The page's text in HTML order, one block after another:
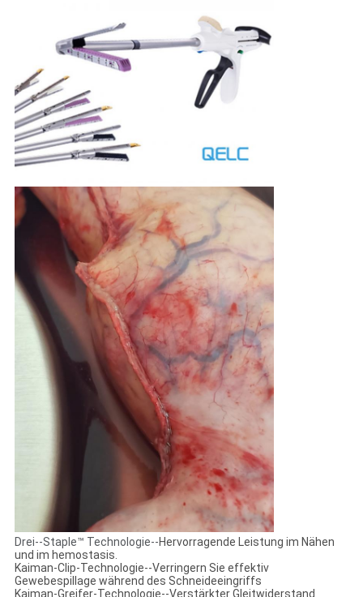
Drei--Staple™ Technologie--Hervorragende Leistung im Nähen
und im hemostasis.
Kaiman-Clip-Technologie--Verringern Sie effektiv
Gewebespillage während des Schneideeingriffs
Kaiman-Greifer-Technologie--Verstärkter Gleitwiderstand